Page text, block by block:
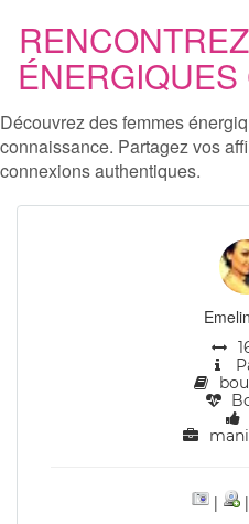
ÉNERGIQUES
Découvrez des femmes
connaissance. Partagez vos
connexions authentiques.
| |